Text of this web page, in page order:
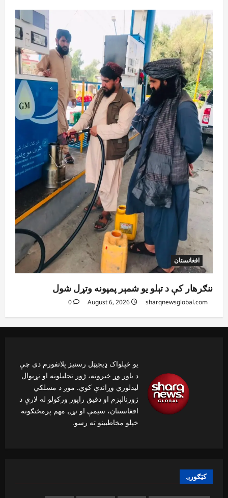
افغانستان
ننګرهار کې د تېلو یو شمېر پمپونه وتړل شول
sharqnewsglobal.com
0
یو خپلواک ډیجیټل رسنیز پلاتفورم دی چې
د باور وړ خبرونه، ژور تحلیلونه او نړیوال
لیدلوري وړاندې کوي. موږ د مسلکي
ژورنالېزم او دقیق راپور ورکولو له لارې د
افغانستان، سیمې او نړۍ مهم پرمختګونه
خپلو مخاطبینو ته رسو.
کټګورۍ